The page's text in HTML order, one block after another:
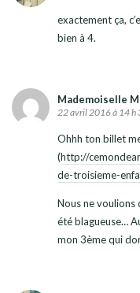
exactement ça,
bien à 4.
Mademoiselle
22 avril 2016 à 14 h
Ohhh ton billet
(http://
de-troisieme-
Nous ne voulions
été blagueuse…
mon 3ème qui